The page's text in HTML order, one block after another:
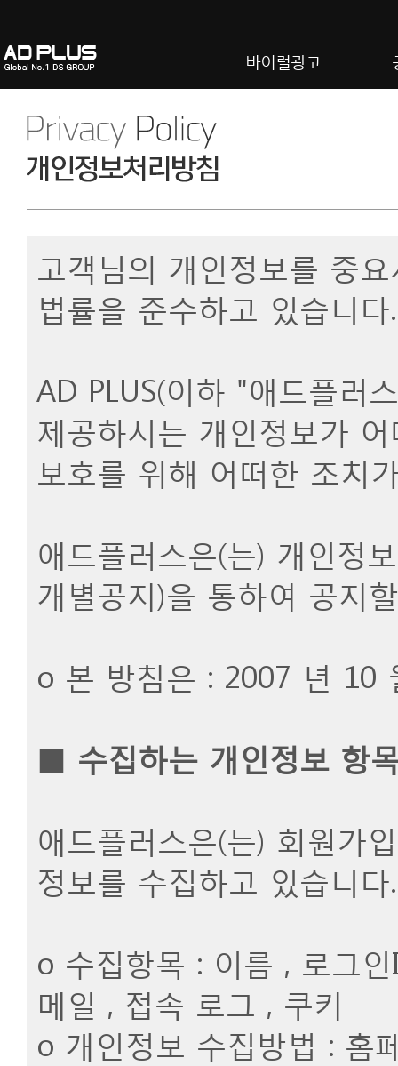
바이럴광고
고객님의 개인정보를 중
법률을 준수하고 있습니
AD PLUS(이하 "애드플러
제공하시는 개인정보가
보호를 위해 어떠한 조치
애드플러스은(는) 개인정
개별공지)을 통하여 공지
ο 본 방침은 : 2007 년 10
■ 수집하는 개인정보 항
애드플러스은(는) 회원가
정보를 수집하고 있습니다.
ο 수집항목 : 이름 , 로그
메일 , 접속 로그 , 쿠키
ο 개인정보 수집방법 : 홈